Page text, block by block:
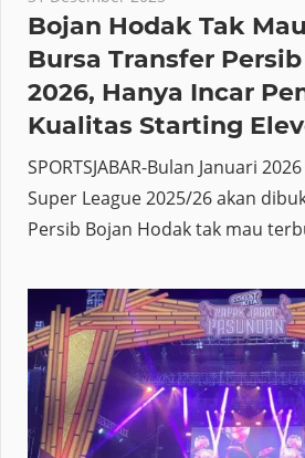
Bojan Hodak Tak
Bursa Transfer
2026, Hanya Incar
Kualitas Starting
SPORTSJABAR-Bulan Januari
Super League 2025/26 akan
Persib Bojan Hodak tak mau